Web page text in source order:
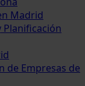
Madrid
Planificación
de Empresas de